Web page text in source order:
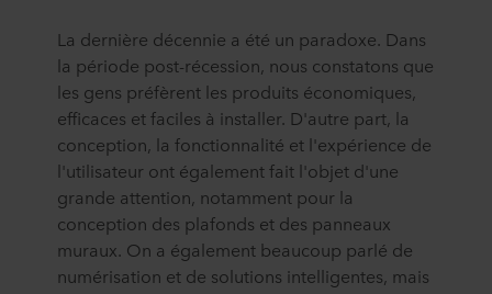
La dernière décennie a été un paradoxe. Dans
la période post-récession, nous constatons que
les gens préfèrent les produits économiques,
efficaces et faciles à installer. D'autre part, la
conception, la fonctionnalité et l'expérience de
l'utilisateur ont également fait l'objet d'une
grande attention, notamment pour la
conception des plafonds et des panneaux
muraux. On a également beaucoup parlé de
numérisation et de solutions intelligentes, mais